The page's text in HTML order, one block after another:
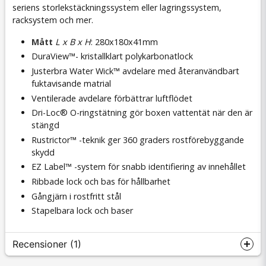
seriens storlekstäckningssystem eller lagringssystem,
racksystem och mer.
Mått L x B x H: 280x180x41mm
DuraView™- kristallklart polykarbonatlock
Justerbra Water Wick™ avdelare med återanvändbart
fuktavisande matrial
Ventilerade avdelare förbättrar luftflödet
Dri-Loc® O-ringstätning gör boxen vattentät när den är
stängd
Rustrictor™ -teknik ger 360 graders rostförebyggande
skydd
EZ Label™ -system för snabb identifiering av innehållet
Ribbade lock och bas för hållbarhet
Gångjärn i rostfritt stål
Stapelbara lock och baser
Recensioner (1)